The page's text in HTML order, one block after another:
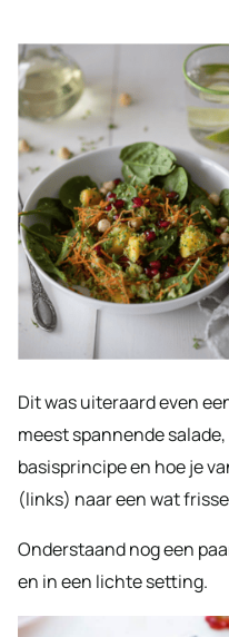
Dit was uiteraard even
meest spannende
basisprincipe en hoe je
(links) naar een wat
Onderstaand nog een
en in een lichte setting.